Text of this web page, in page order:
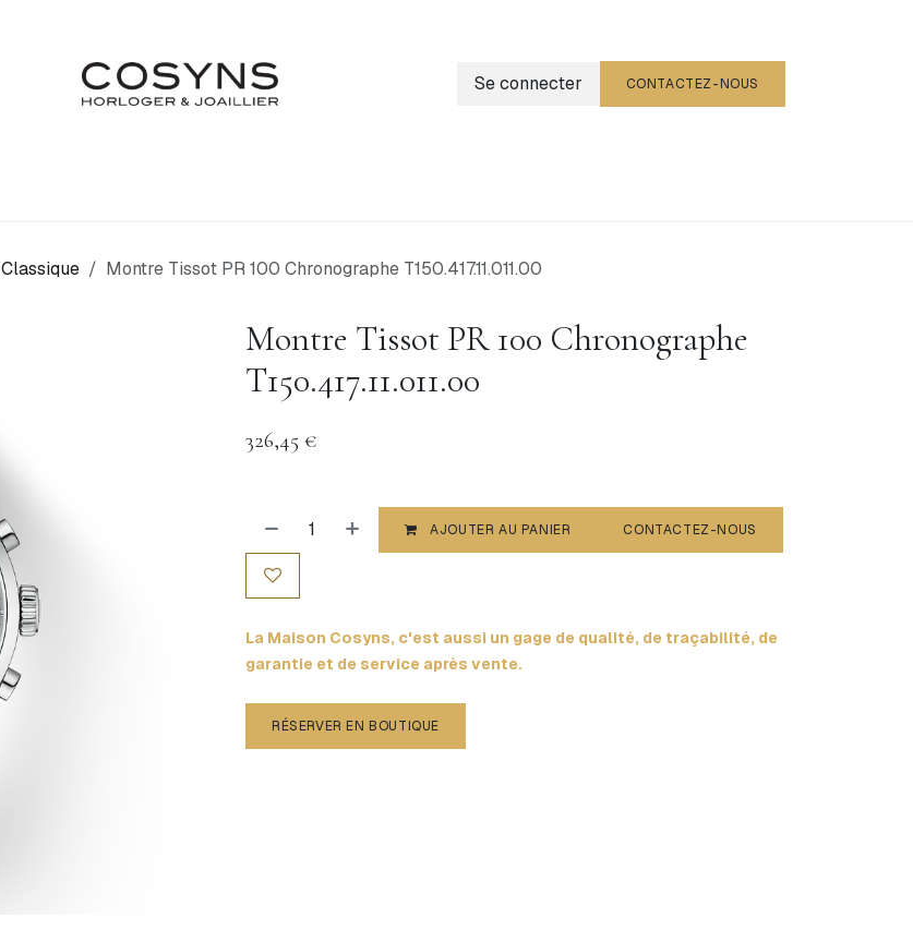
Se connecter CONTACTEZ-NOUS
Classique Montre Tissot PR 100 Chronographe T150.417.11.011.00
Montre Tissot PR 100 Chronographe
T150.417.11.011.00
326,45 €
AJOUTER AU PANIER CONTACTEZ-NOUS
La Maison Cosyns, c'est aussi un gage de qualité, de traçabilité, de
garantie et de service après vente.
RÉSERVER EN BOUTIQUE